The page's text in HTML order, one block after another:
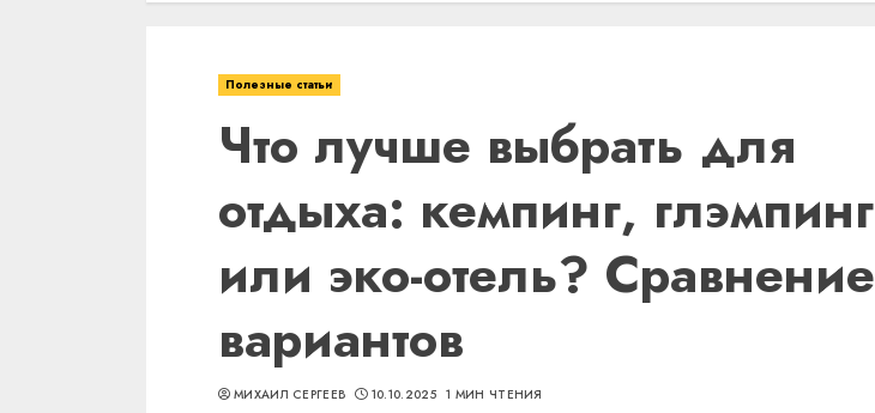
Полезные статьи
Что лучше выбрать для
отдыха: кемпинг, глэмпинг
или эко-отель? Сравнение
вариантов
МИХАИЛ СЕРГЕЕВ 10.10.2025 1 МИН ЧТЕНИЯ